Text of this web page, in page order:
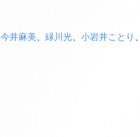
今井麻美 緑川光、 小岩井ことり